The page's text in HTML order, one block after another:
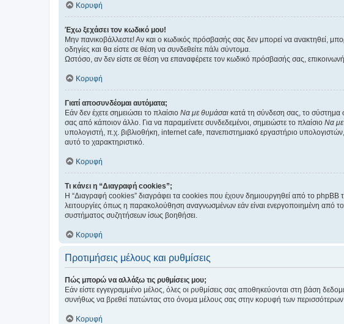
Κορυφή
Έχω ξεχάσει τον κωδικό μου!
Μην πανικοβάλλεστε! Αν και ο κωδικός πρόσβασής σας δεν μπορεί να ανακτηθεί,
οδηγίες και θα είστε σε θέση να συνδεθείτε πάλι σύντομα.
Ωστόσο, αν δεν είστε σε θέση να επαναφέρετε τον κωδικό πρόσβασής σας,
Κορυφή
Γιατί αποσυνδέομαι αυτόματα;
Εάν δεν έχετε σημειώσει το πλαίσιο Να με θυμάσαι κατά τη σύνδεση σας, το σύστημα
σας από κάποιον άλλο. Για να παραμείνετε συνδεδεμένοι, σημειώστε το πλαίσιο Να
υπολογιστή, π.χ. βιβλιοθήκη, internet cafe, πανεπιστημιακό εργαστήριο
αυτό το χαρακτηριστικό.
Κορυφή
Τι κάνει η “Διαγραφή cookies”;
Η “Διαγραφή cookies” διαγράφει τα cookies που έχουν δημιουργηθεί από το
λειτουργίες όπως η παρακολούθηση αναγνωσμένων εάν είναι ενεργοποιημένη από
συστήματος συζητήσεων ίσως βοηθήσει.
Κορυφή
Προτιμήσεις μέλους και ρυθμίσεις
Πώς μπορώ να αλλάξω τις ρυθμίσεις μου;
Εάν είστε εγγεγραμμένο μέλος, όλες οι ρυθμίσεις σας αποθηκεύονται στη βάση
συνήθως να βρεθεί πατώντας στο όνομα μέλους σας στην κορυφή των περισσότερων
Κορυφή